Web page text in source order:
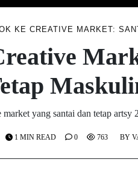
KE CREATIVE MARKET:
yang santai dan tetap artsy
BY
1 MIN READ 0 763